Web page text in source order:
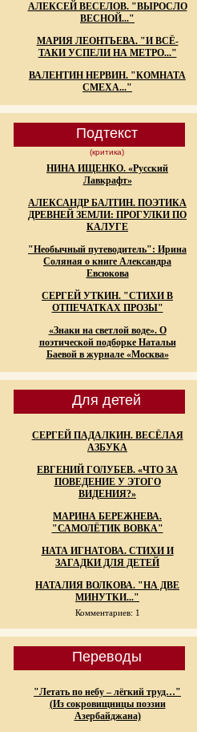
АЛЕКСЕЙ ВЕСЕЛОВ. "ВЫРОСЛО
ВЕСНОЙ..."
МАРИЯ ЛЕОНТЬЕВА. "И ВСЁ-
ТАКИ УСПЕЛИ НА МЕТРО..."
ВАЛЕНТИН НЕРВИН. "КОМНАТА
СМЕХА..."
Подтекст
(критика)
НИНА ИЩЕНКО. «Русский
Лавкрафт»
АЛЕКСАНДР БАЛТИН. ПОЭТИКА
ДРЕВНЕЙ ЗЕМЛИ: ПРОГУЛКИ ПО
КАЛУГЕ
"Необычный путеводитель": Ирина
Соляная о книге Александра
Евсюкова
СЕРГЕЙ УТКИН. "СТИХИ В
ОТПЕЧАТКАХ ПРОЗЫ"
«Знаки на светлой воде». О
поэтической подборке Натальи
Баевой в журнале «Москва»
Для детей
СЕРГЕЙ ПАДАЛКИН. ВЕСЁЛАЯ
АЗБУКА
ЕВГЕНИЙ ГОЛУБЕВ. «ЧТО ЗА
ПОВЕДЕНИЕ У ЭТОГО
ВИДЕНИЯ?»
МАРИНА БЕРЕЖНЕВА.
"САМОЛЁТИК ВОВКА"
НАТА ИГНАТОВА. СТИХИ И
ЗАГАДКИ ДЛЯ ДЕТЕЙ
НАТАЛИЯ ВОЛКОВА. "НА ДВЕ
МИНУТКИ..."
Комментариев: 1
Переводы
"Летать по небу – лёгкий труд…"
(Из сокровищницы поэзии
Азербайджана)